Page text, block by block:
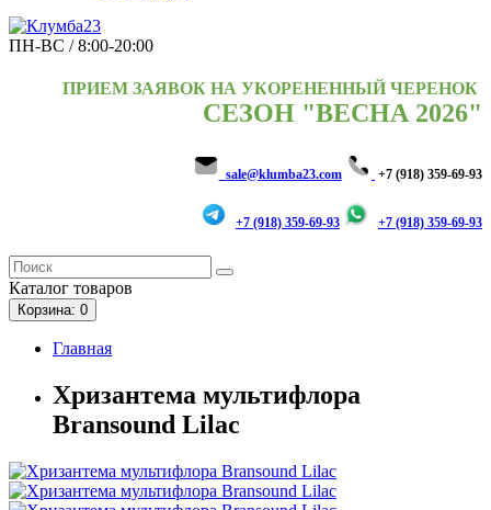
ПН-ВС / 8:00-20:00
ПРИЕМ ЗАЯВОК НА УКОРЕНЕННЫЙ ЧЕРЕНОК
СЕЗОН "ВЕСНА 2026"
sale@klumba23.com +7 (918) 359-69-93
+7 (918) 359-69-93 +7 (918) 359-69-93
Каталог товаров
Корзина: 0
Главная
Хризантема мультифлора
Bransound Lilac